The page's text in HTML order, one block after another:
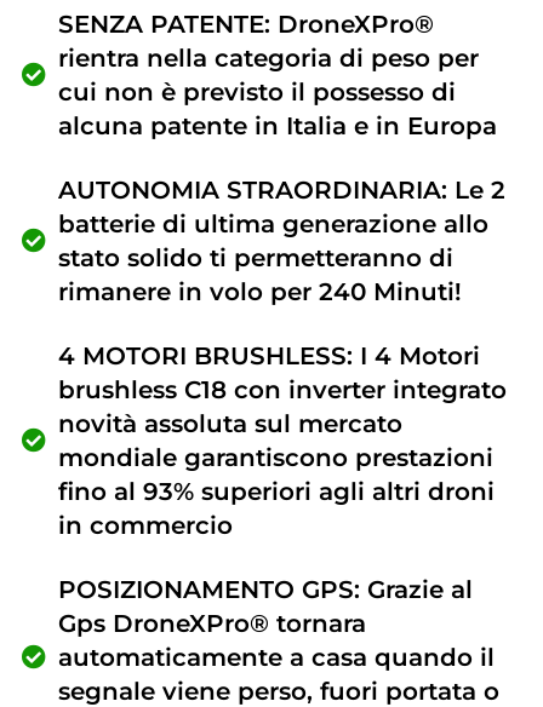
SENZA PATENTE: DroneXPro®
rientra nella categoria di peso per
cui non è previsto il possesso di
alcuna patente in Italia e in Europa
AUTONOMIA STRAORDINARIA: Le 2
batterie di ultima generazione allo
stato solido ti permetteranno di
rimanere in volo per 240 Minuti!
4 MOTORI BRUSHLESS: I 4 Motori
brushless C18 con inverter integrato
novità assoluta sul mercato
mondiale garantiscono prestazioni
fino al 93% superiori agli altri droni
in commercio
POSIZIONAMENTO GPS: Grazie al
Gps DroneXPro® tornara
automaticamente a casa quando il
segnale viene perso, fuori portata o